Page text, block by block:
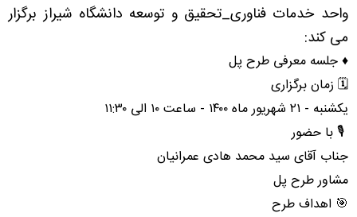
میکند: آشنایی با طرح پل
واحد خدمات فناوری_تحقیق و توسعه دانشگاه شیراز برگزار
می کند:
♦️ جلسه معرفی طرح پل
🗓️ زمان برگزاری
یکشنبه - ۲۱ شهریور ماه ۱۴۰۰ - ساعت ۱۰ الی ۱۱:۳۰
🎙️ با حضور
جناب آقای سید محمد هادی عمرانیان
مشاور طرح پل
🎯 اهداف طرح